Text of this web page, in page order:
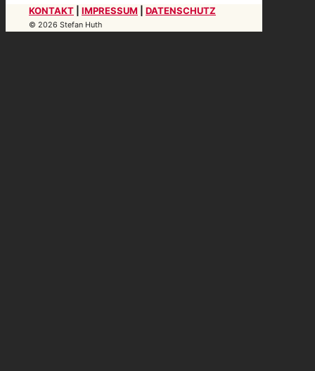
KONTAKT IMPRESSUM DATENSCHUTZ
© 2026 Stefan Huth